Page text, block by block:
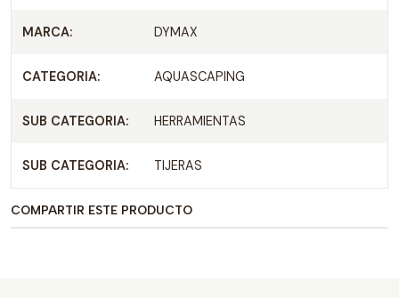
MARCA: DYMAX
CATEGORIA: AQUASCAPING
SUB CATEGORIA: HERRAMIENTAS
SUB CATEGORIA: TIJERAS
COMPARTIR ESTE PRODUCTO